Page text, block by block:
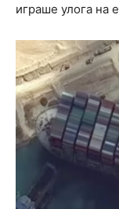
играше улога на